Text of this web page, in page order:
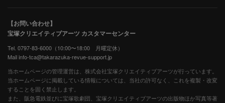
【お問い合わせ】
宝塚クリエイティブアーツ カスタマーセンター
Tel. 0797-83-6000（10:00〜18:00 月曜定休）
Mail info-tca@takarazuka-revue-support.jp
当ホームページの管理運営は、株式会社宝塚クリエイティブアーツが行っています。
当ホームページに掲載している情報については、当社の許可なく、これを複製・改変
することを固く禁止します。
また、阪急電鉄並びに宝塚歌劇団、宝塚クリエイティブアーツの出版物ほか写真等著